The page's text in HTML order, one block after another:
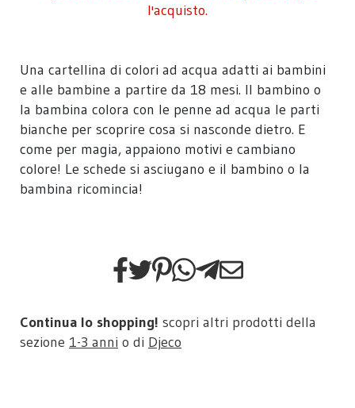
l'acquisto.
Una cartellina di colori ad acqua adatti ai bambini
e alle bambine a partire da 18 mesi. Il bambino o
la bambina colora con le penne ad acqua le parti
bianche per scoprire cosa si nasconde dietro. E
come per magia, appaiono motivi e cambiano
colore! Le schede si asciugano e il bambino o la
bambina ricomincia!
Continua lo shopping! scopri altri prodotti della
sezione 1-3 anni o di Djeco